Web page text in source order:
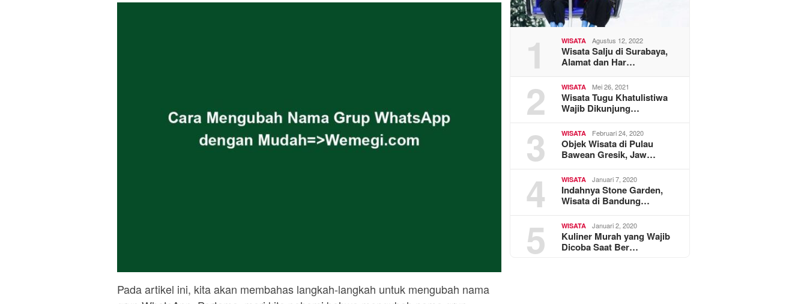
Pada artikel ini, kita akan membahas langkah-langkah untuk mengubah nama
1 WISATA Agustus 12, 2022
Wisata Salju di Surabaya,
Alamat dan Har…
2 WISATA Mei 26, 2021
Wisata Tugu Khatulistiwa
Wajib Dikunjung…
3 WISATA Februari 24, 2020
Objek Wisata di Pulau
Bawean Gresik, Jaw…
4 WISATA Januari 7, 2020
Indahnya Stone Garden,
Wisata di Bandung…
5 WISATA Januari 2, 2020
Kuliner Murah yang Wajib
Dicoba Saat Ber…